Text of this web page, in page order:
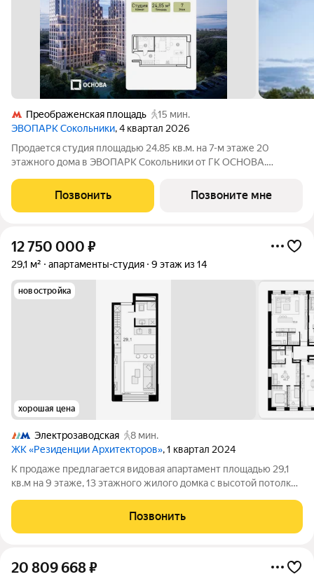
Преображенская площадь
15 мин.
ЭВОПАРК Сокольники, 4 квартал 2026
Продается студия площадью 24.85 кв.м. на 7-м этаже 20
этажного дома в ЭВОПАРК Сокольники от ГК ОСНОВА.
Преображенское, в 300 метрах от парка Сокольники.
"ЭВОПАРК Сокольники" расположен на
Позвонить Позвоните мне
12 750 000 ₽
29,1 м² апартаменты-студия 9 этаж из 14
новостройка
хорошая цена
Электрозаводская
8 мин.
ЖК «Резиденции Архитекторов», 1 квартал 2024
К продаже предлагается видовая апартамент площадью 29,1
кв.м на 9 этаже, 13 этажного жилого домка с высотой потолков
район Басманный) . Собственник: юр. лицо. ЖК "Резиденции
архитекторов" -
Позвонить
20 809 668₽